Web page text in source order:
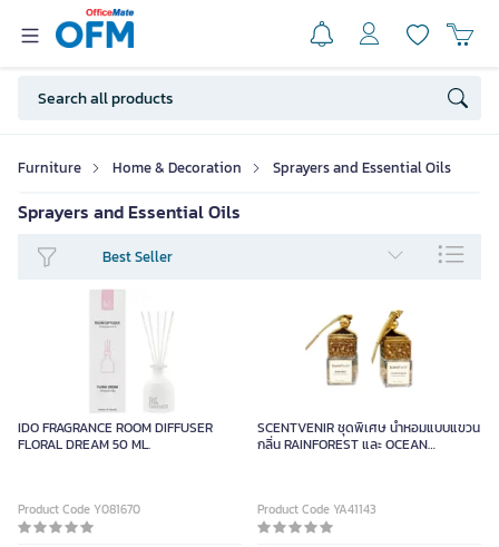
Furniture Home & Decoration Sprayers and Essential Oils
Sprayers and Essential Oils
Best Seller
IDO FRAGRANCE ROOM DIFFUSER
FLORAL DREAM 50 ML.
Product Code Y081670
SCENTVENIR ชุดพิเศษ น้ำหอมแบบแขวน
กลิ่น RAINFOREST และ OCEAN
Product Code YA41143